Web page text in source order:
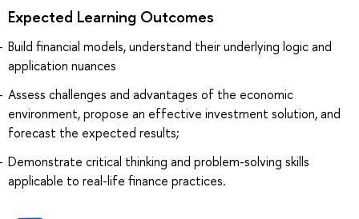
Expected Learning Outcomes
Build financial models, understand their underlying logic and
application nuances
Assess challenges and advantages of the economic
environment, propose an effective investment solution, and
forecast the expected results;
Demonstrate critical thinking and problem-solving skills
applicable to real-life finance practices.